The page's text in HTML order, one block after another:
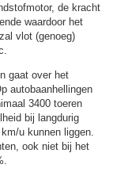
de kracht
waardoor het
vlot (genoeg)
gaat over het
autobaanhellingen
3400 toeren
bij langdurig
km/u kunnen liggen.
ook niet bij het